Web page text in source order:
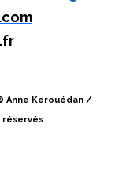
Anne Kerouédan /
réservés